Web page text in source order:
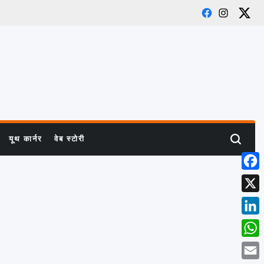
FacebookX
यूथ कार्नर वेब स्टोरी Search
X